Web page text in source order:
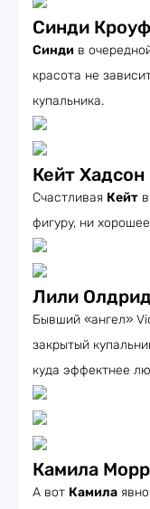
Синди
Синди в
красота не
купальника.
Кейт Хадсон
Счастливая Кейт
фигуру, ни
Лили
Бывший «ангел»
закрытый
куда эффектнее
Камила
А вот Камила